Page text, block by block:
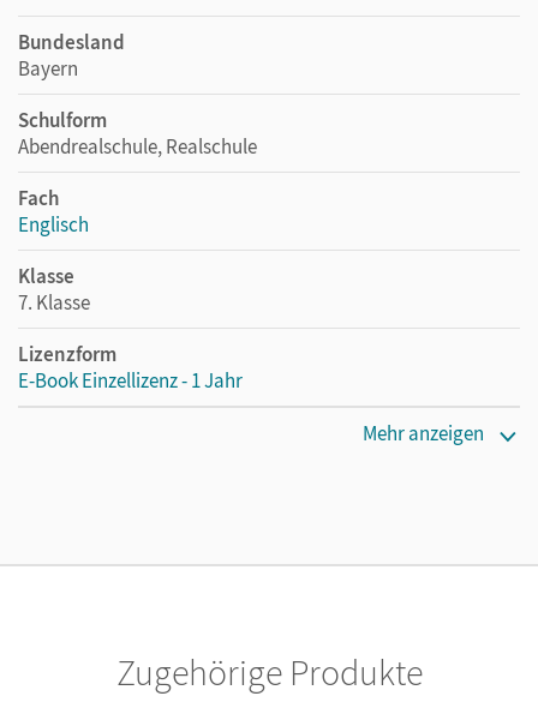
Bundesland
Bayern
Schulform
Abendrealschule, Realschule
Fach
Englisch
Klasse
7. Klasse
Lizenzform
E-Book Einzellizenz - 1 Jahr
Privatpersonen, die nur mit dem E-Book arbeiten.
Mehr anzeigen
Zugehörige Produkte